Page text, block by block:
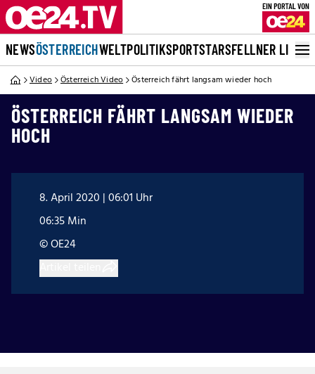
NEWSÖSTERREICHWELTPOLITIKSPORTSTARSFELLNER LIVE
Video Österreich Video Österreich fährt langsam wieder hoch
ÖSTERREICH FÄHRT LANGSAM WIEDER
HOCH
8. April 2020 | 06:01 Uhr
06:35 Min
© OE24